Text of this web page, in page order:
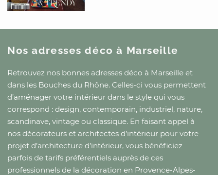
Nos adresses décoà Marseille
Retrouvez nos bonnes adresses déco à Marseille et
dans les Bouches du Rhône. Celles-ci vous permettent
d’aménager votre intérieur dans le style qui vous
correspond : design, contemporain, industriel, nature,
scandinave, vintage ou classique. En faisant appel à
nos décorateurs et architectes d’intérieur pour votre
projet d’architecture d’intérieur, vous bénéficiez
parfois de tarifs préférentiels auprès de ces
professionnels de la décoration en Provence-Alpes-